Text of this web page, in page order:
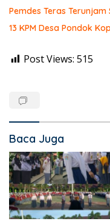
Pemdes Teras
13 KPM Desa Pondok
Post Views: 515
Baca Juga